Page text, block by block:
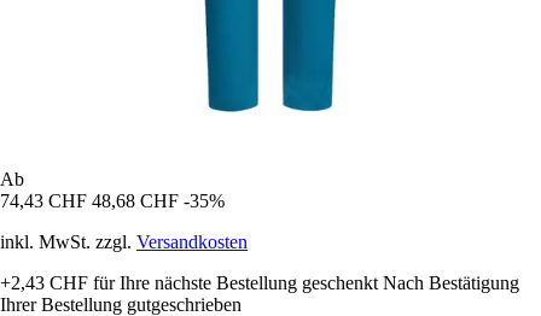
Ab
74,43 CHF 48,68 CHF -35%
inkl. MwSt. zzgl. Versandkosten
+2,43 CHF für Ihre nächste Bestellung geschenkt Nach Bestätigung
Ihrer Bestellung gutgeschrieben